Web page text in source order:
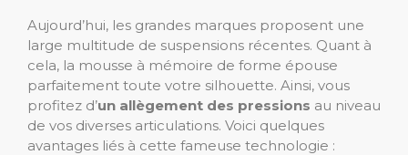
Aujourd’hui, les grandes marques proposent une
large multitude de suspensions récentes. Quant à
cela, la mousse à mémoire de forme épouse
parfaitement toute votre silhouette. Ainsi, vous
profitez d’un allègement des pressions au niveau
de vos diverses articulations. Voici quelques
avantages liés à cette fameuse technologie :